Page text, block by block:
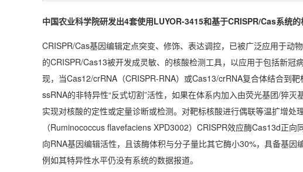
中国农业科学院研发出4套使用LUYOR-3415和基于CRISPR/Cas系统
CRISPR/Cas基因编辑定点突变、修饰、表达调控，已被广泛应用于动
的CRISPR/Cas13被开发成灵敏、的核酸检测工具，以应用于包括新
现，当Cas12/crRNA（CRISPR-RNA）或Cas13/crRNA复合体结合到
ssRNA的非特异性“反式切割”活性，如果在体系内加入由荧光基团/猝
实现对核酸的定性或定量诊断或检测。对靶标核酸进行偶联等温扩增
（Ruminococcus flavefaciens XPD3002）CRISPR效应酶Cas13d正
向RNA基因编辑活性，且该酶体积与分子量比其它酶小30%，具备基
例如其特异性水平仍没有系统的数据报道。